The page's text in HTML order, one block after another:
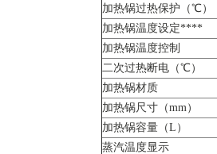
加热锅过热保护（℃）
加热锅温度设定****
加热锅温度控制
二次过热断电（℃）
加热锅材质
加热锅尺寸（mm）
加热锅容量（L）
蒸汽温度显示